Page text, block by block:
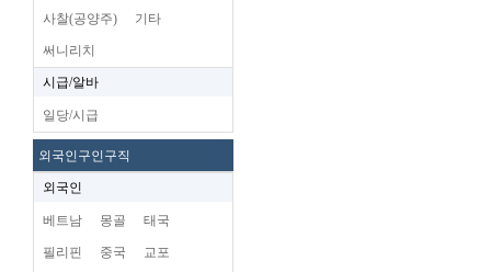
사찰(공양주) 기타
써니리치
시급/알바
일당/시급
외국인구인구직
외국인
베트남 몽골 태국
필리핀 중국 교포